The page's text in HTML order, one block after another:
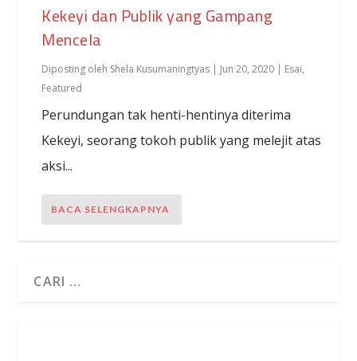
Kekeyi dan Publik yang Gampang
Mencela
Diposting oleh Shela Kusumaningtyas | Jun 20, 2020 | Esai,
Featured
Perundungan tak henti-hentinya diterima
Kekeyi, seorang tokoh publik yang melejit atas
aksi...
BACA SELENGKAPNYA